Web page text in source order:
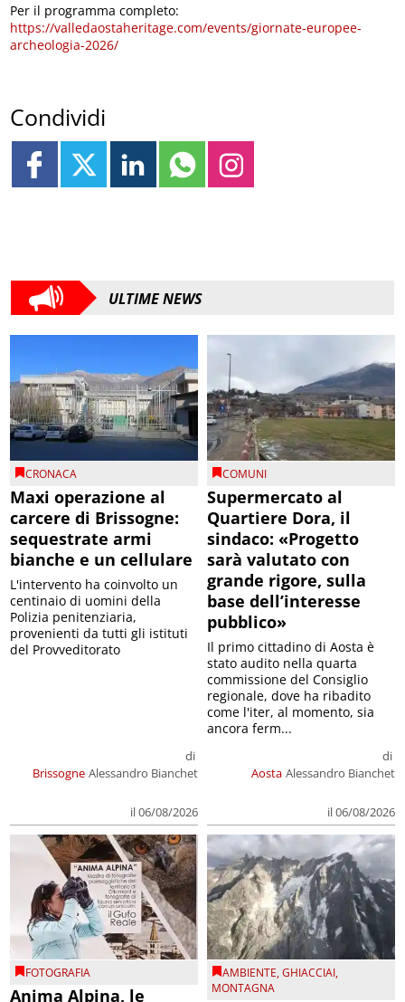
Per il programma completo:
https://valledaostaheritage.com/events/giornate-europee-
archeologia-2026/
Condividi
ULTIME NEWS
CRONACA
Maxi operazione al
carcere di Brissogne:
sequestrate armi
bianche e un cellulare
Brissogne
di
Alessandro Bianchet
il 06/08/2026
L'intervento ha coinvolto un
centinaio di uomini della
Polizia penitenziaria,
provenienti da tutti gli istituti
del Provveditorato
COMUNI
Supermercato al
Quartiere Dora, il
sindaco: «Progetto
sarà valutato con
grande rigore, sulla
base dell’interesse
pubblico»
Aosta
di
Alessandro Bianchet
il 06/08/2026
Il primo cittadino di Aosta è
stato audito nella quarta
commissione del Consiglio
regionale, dove ha ribadito
come l'iter, al momento, sia
ancora ferm...
FOTOGRAFIA
Anima Alpina, le
AMBIENTE,GHIACCIAI,
MONTAGNA